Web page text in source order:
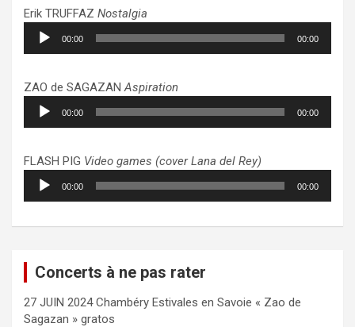
Erik TRUFFAZ Nostalgia
Lecteur
audio
00:00 00:00
ZAO de SAGAZANAspiration
Lecteur
audio
00:00 00:00
FLASH PIG Video games (cover Lana del Rey)
Lecteur
audio
00:00 00:00
Concerts à ne pas rater
27 JUIN 2024 Chambéry Estivales en Savoie « Zao de
Sagazan » gratos